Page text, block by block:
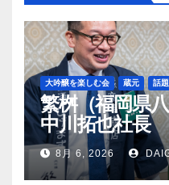
大吟醸を楽しむ会 蔵元 話
繁桝（福岡県
中川拓也社長
8月 6, 2026